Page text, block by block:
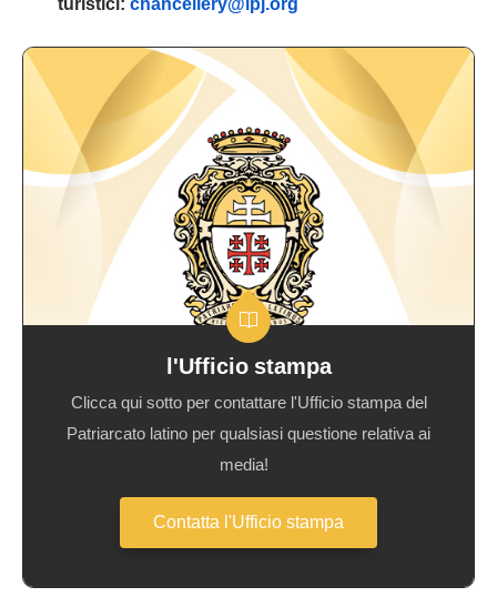
Contattateci
l'Ufficio stampa
Clicca qui sotto per contattare l'Ufficio stampa del
Patriarcato latino per qualsiasi questione relativa ai
media!
Contatta l'Ufficio stampa